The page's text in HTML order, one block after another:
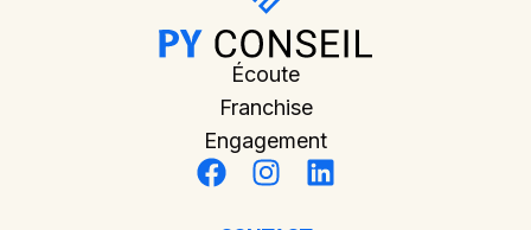
Écoute
Franchise
Engagement